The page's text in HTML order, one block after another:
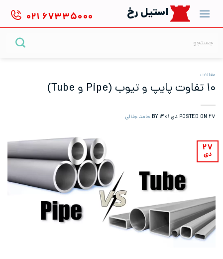
content
استیل رخ ۰۲۱ ۶۷۳۳۵۰۰۰
مقالات
۱۰ تفاوت پایپ و تیوب (Pipe و Tube)
POSTED ON ۲۷ دی ۱۴۰۱ حامد جلالی
۲۷
دی